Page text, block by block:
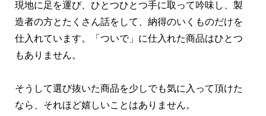
現地に足を運び、ひとつひとつ手に取って吟味し、製
造者の方とたくさん話をして、納得のいくものだけを
仕入れています。「ついで」に仕入れた商品はひとつ
もありません。
そうして選び抜いた商品を少しでも気に入って頂けた
なら、それほど嬉しいことはありません。